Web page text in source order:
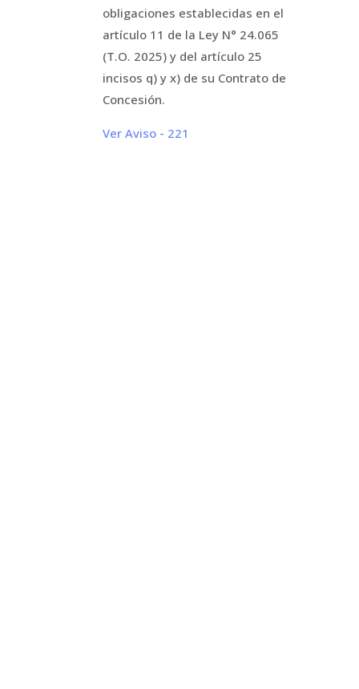
obligaciones establecidas en el
artículo 11 de la Ley N° 24.065
(T.O. 2025) y del artículo 25
incisos q) y x) de su Contrato de
Concesión.
Ver Aviso - 221